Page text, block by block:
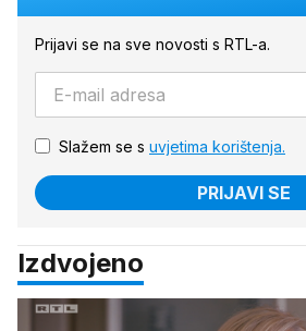
Prijavi se na sve novosti s RTL-a.
Slažem se s uvjetima korištenja.
PRIJAVI SE
Izdvojeno